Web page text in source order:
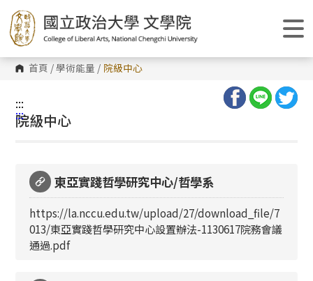
跳
到
主
要
內
容
區 首頁 /學術能量 / 院級中心
:::
:::
院級中心
東亞實踐哲學研究中心/哲學系
https://la.nccu.edu.tw/upload/27/download_file/7
013/東亞實踐哲學研究中心設置辦法-1130617院務會議
通過.pdf